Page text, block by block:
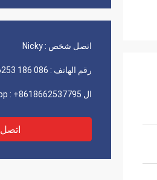
اتصل شخص : Nicky
رقم الهاتف : 086 186 6253 7795
ال WhatsApp : +8618662537795
اتصل